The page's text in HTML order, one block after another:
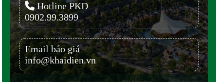
Hotline PKD
0902.99.3899
Email báo giá
info@khaidien.vn